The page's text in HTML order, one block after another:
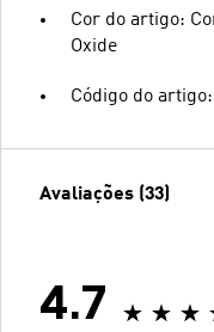
Cor do artigo:
Oxide
Código do artigo:
Avaliações (33)
4.7